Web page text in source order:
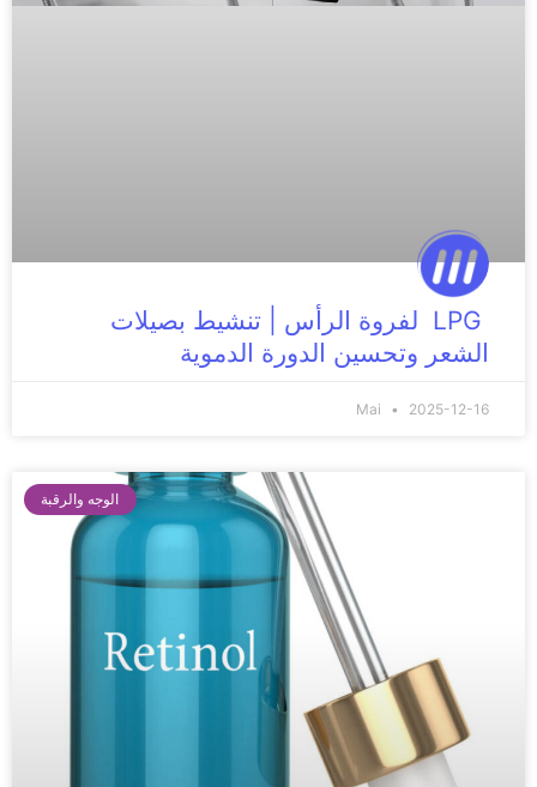
LPG لفروة الرأس | تنشيط بصيلات
الشعر وتحسين الدورة الدموية
Mai 2025-12-16
الوجه والرقبة